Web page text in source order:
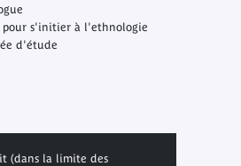
pour s'initier à l'ethnologie
d'étude
(dans la limite des